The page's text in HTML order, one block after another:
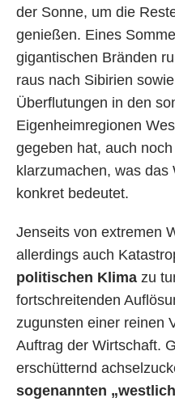
der Sonne, um die
genießen. Eines
gigantischen Bränden
raus nach Sibirien
Überflutungen in den
Eigenheimregionen
gegeben hat, auch
klarzumachen, was das
konkret bedeutet.
Jenseits von extremen
allerdings auch
politischen Klimazu
fortschreitenden
zugunsten einer reinen
Auftrag der Wirtschaft.
erschütternd
sogenannten